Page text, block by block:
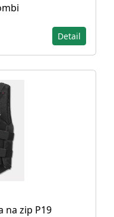
Detail
na zip P19